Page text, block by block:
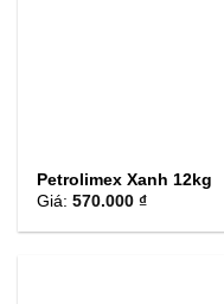
Petrolimex Xanh 12kg
Giá:570.000 ₫